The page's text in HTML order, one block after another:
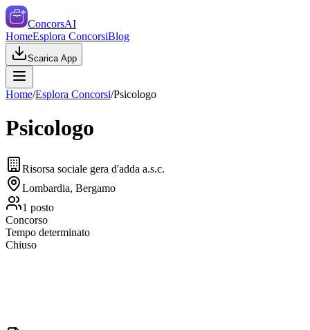
ConcorsAI
HomeEsplora ConcorsiBlog
Scarica App
Home/Esplora Concorsi/Psicologo
Psicologo
Risorsa sociale gera d'adda a.s.c.
Lombardia, Bergamo
1 posto
Concorso
Tempo determinato
Chiuso